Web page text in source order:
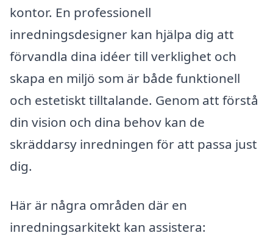
kontor. En professionell
inredningsdesigner kan hjälpa dig att
förvandla dina idéer till verklighet och
skapa en miljö som är både funktionell
och estetiskt tilltalande. Genom att förstå
din vision och dina behov kan de
skräddarsy inredningen för att passa just
dig.
Här är några områden där en
inredningsarkitekt kan assistera: